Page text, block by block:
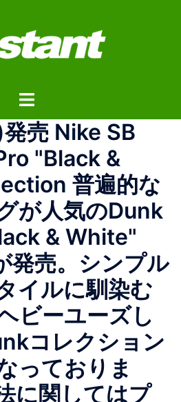
ト
ル
ニ
ュ
ー
売 Nike SB
"Black &
普遍的な
が人気のDunk
& White"
発売。シンプル
イルに馴染む
ビーユーズし
コレクション
っておりま
に関してはプ